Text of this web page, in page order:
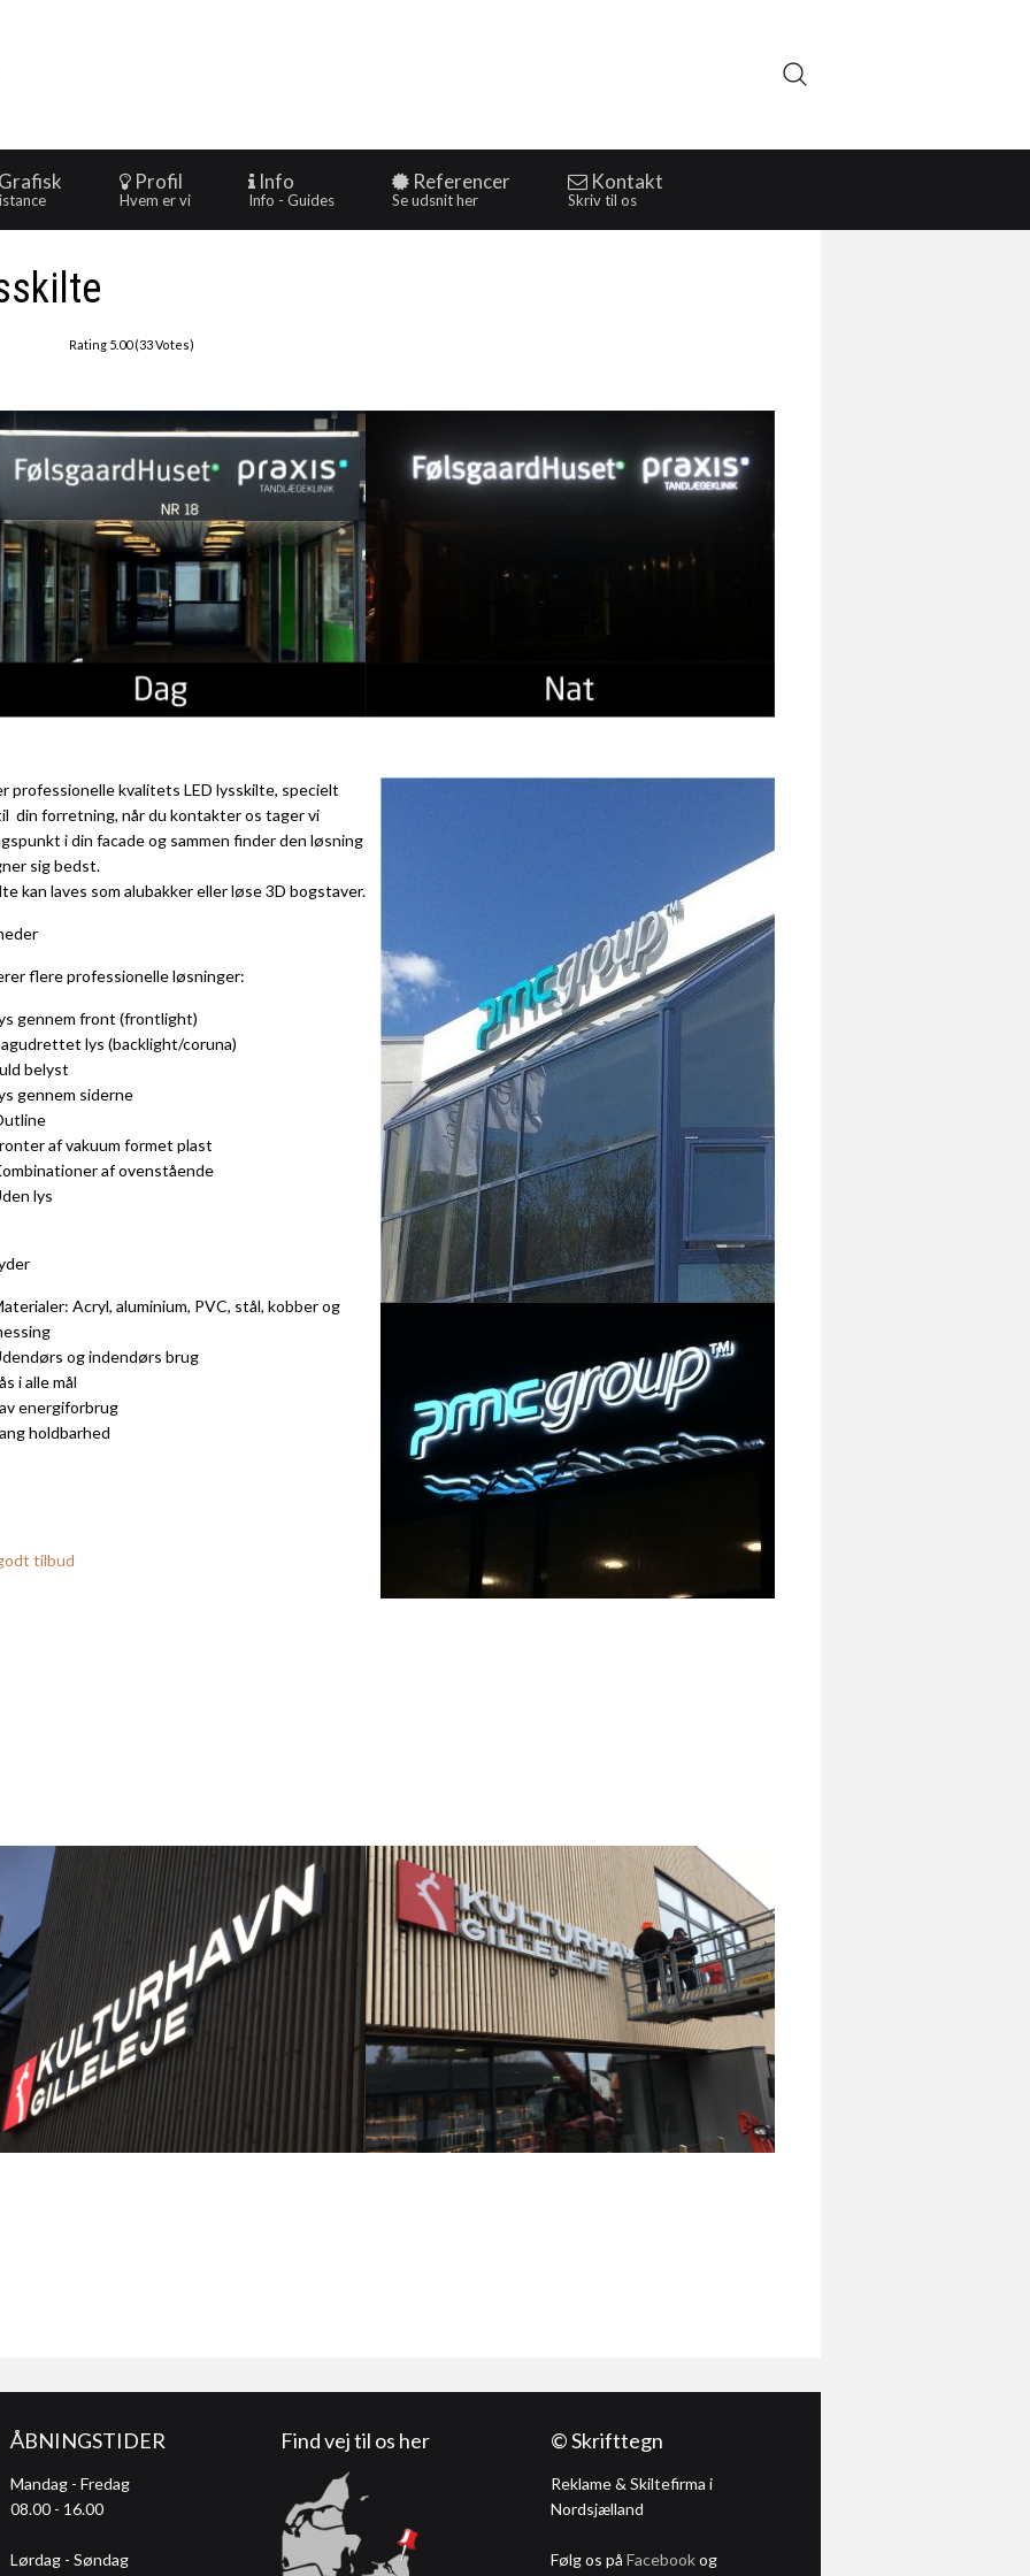
Grafisk Profil
Hvem er vi
Info
Info - Guides
Referencer
Se udsnit her
Kontakt
Skriv til os
Rating 5.00 (33 Votes)
professionelle kvalitets LED lysskilte, specielt
din forretning, når du kontakter os tager vi
i din facade og sammen finder den løsning
sig bedst.
kan laves som alubakker eller løse 3D bogstaver.
flere professionelle løsninger:
gennem front (frontlight)
lys (backlight/coruna)
belyst
gennem siderne
af vakuum formet plast
af ovenstående
lys
Acryl, aluminium, PVC, stål, kobber og
og indendørs brug
i alle mål
energiforbrug
holdbarhed
tilbud
ÅBNINGSTIDER
Mandag - Fredag
08.00 - 16.00
Lørdag - Søndag
Find vej til os her © Skrifttegn
Reklame & Skiltefirma i
Nordsjælland
Følg os på Facebookog